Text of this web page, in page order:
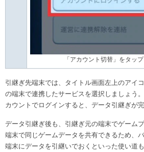
「アカウント切替」をタッ
引継ぎ先端末では、タイトル画面左上のアイ
の端末で連携したサービスを選択しましょう
カウントでログインすると、データ引継ぎが完
データ引継ぎ後も、引継ぎ元の端末でゲーム
端末で同じゲームデータを共有できるため、
端末にデータを引継いでおくといった使い道も